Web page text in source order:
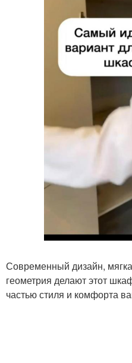
Современный дизайн,
геометрия делают этот
частью стиля и комфорта